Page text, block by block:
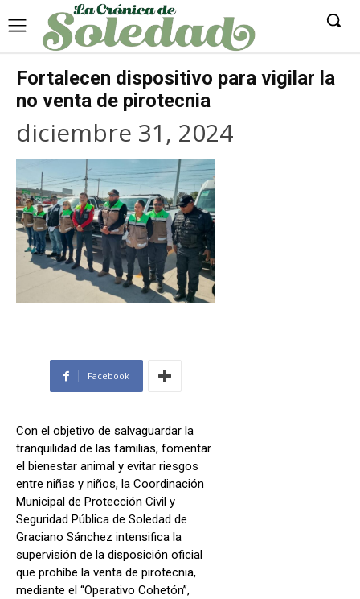
Fortalecen dispositivo para vigilar la
no venta de pirotecnia
diciembre 31, 2024
Facebook
Con el objetivo de salvaguardar la
tranquilidad de las familias, fomentar
el bienestar animal y evitar riesgos
entre niñas y niños, la Coordinación
Municipal de Protección Civil y
Seguridad Pública de Soledad de
Graciano Sánchez intensifica la
supervisión de la disposición oficial
que prohíbe la venta de pirotecnia,
mediante el “Operativo Cohetón”,